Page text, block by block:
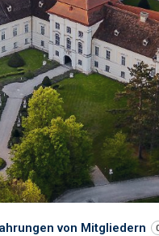
von Mitgliedern